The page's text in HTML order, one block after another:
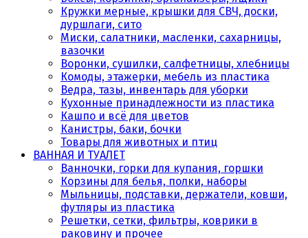
Кружки мерные, крышки для СВЧ, доски,
дуршлаги, сито
Миски, салатники, масленки, сахарницы,
вазочки
Воронки, сушилки, салфетницы, хлебницы
Комоды, этажерки, мебель из пластика
Ведра, тазы, инвентарь для уборки
Кухонные принадлежности из пластика
Кашпо и всё для цветов
Канистры, баки, бочки
Товары для животных и птиц
ВАННАЯ И ТУАЛЕТ
Ванночки, горки для купания, горшки
Корзины для белья, полки, наборы
Мыльницы, подставки, держатели, ковши,
футляры из пластика
Решетки, сетки, фильтры, коврики в
раковину и прочее